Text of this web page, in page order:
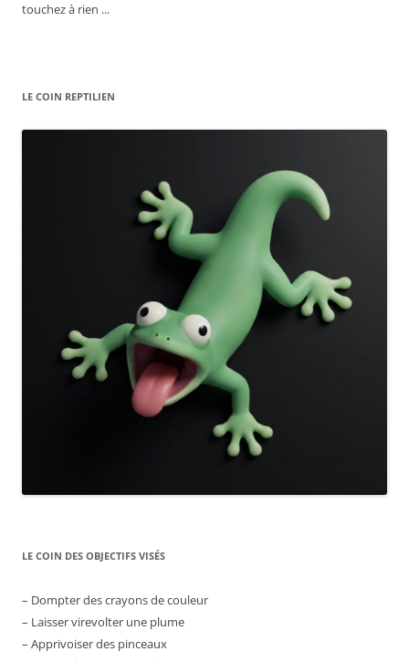
touchez à rien ...
LE COIN REPTILIEN
LE COIN DES OBJECTIFS VISÉS
– Dompter des crayons de couleur
– Laisser virevolter une plume
– Apprivoiser des pinceaux